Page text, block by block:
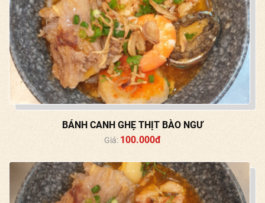
BÁNH CANH GHẸ THỊT BÀO NGƯ
Giá: 100.000đ